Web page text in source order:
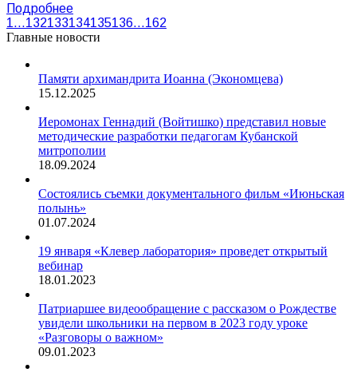
Подробнее
1…132133134135136…162
Главные новости
Памяти архимандрита Иоанна (Экономцева)
15.12.2025
Иеромонах Геннадий (Войтишко) представил новые
методические разработки педагогам Кубанской
митрополии
18.09.2024
Состоялись съемки документального фильм «Июньская
полынь»
01.07.2024
19 января «Клевер лаборатория» проведет открытый
вебинар
18.01.2023
Патриаршее видеообращение с рассказом о Рождестве
увидели школьники на первом в 2023 году уроке
«Разговоры о важном»
09.01.2023